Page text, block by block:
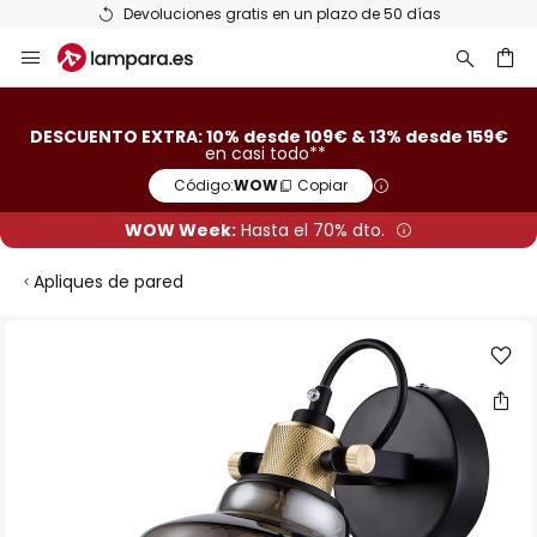
Devoluciones gratis en un plazo de 50 días
al
DESCUENTO EXTRA: 10% desde 109€ & 13% desde 159€
en casi todo**
Código:WOW Copiar
WOW Week: Hasta el 70% dto.
Apliques de pared